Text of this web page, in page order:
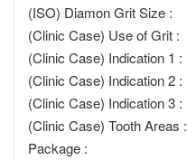
(ISO) Diamon Grit Size :
(Clinic Case) Use of Grit :
(Clinic Case) Indication 1 :
(Clinic Case) Indication 2 :
(Clinic Case) Indication 3 :
(Clinic Case) Tooth Areas :
Package :